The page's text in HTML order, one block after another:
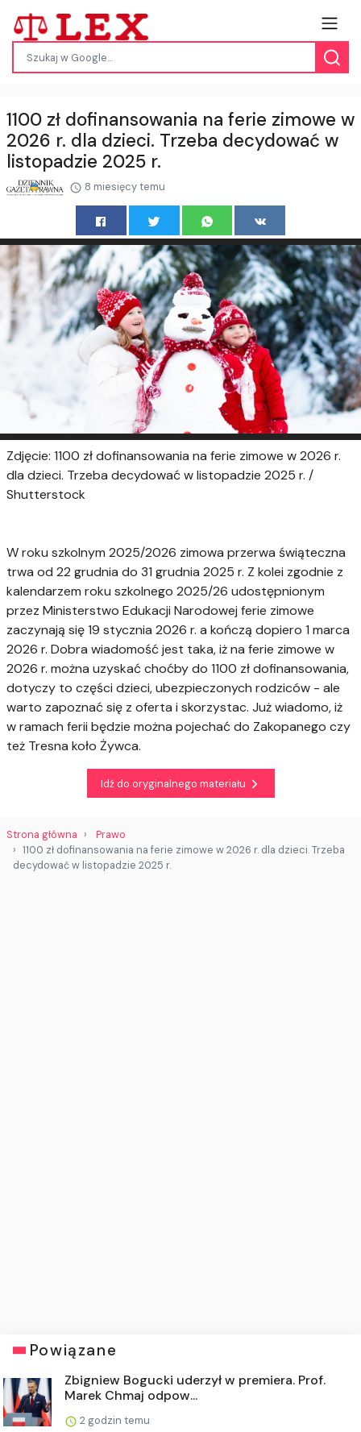
1100 zł dofinansowania na ferie zimowe w
2026 r. dla dzieci. Trzeba decydować w
listopadzie 2025 r.
8 miesięcy temu
Zdjęcie: 1100 zł dofinansowania na ferie zimowe w 2026 r.
dla dzieci. Trzeba decydować w listopadzie 2025 r. /
Shutterstock
W roku szkolnym 2025/2026 zimowa przerwa świąteczna
trwa od 22 grudnia do 31 grudnia 2025 r. Z kolei zgodnie z
kalendarzem roku szkolnego 2025/26 udostępnionym
przez Ministerstwo Edukacji Narodowej ferie zimowe
zaczynają się 19 stycznia 2026 r. a kończą dopiero 1 marca
2026 r. Dobra wiadomość jest taka, iż na ferie zimowe w
2026 r. można uzyskać choćby do 1100 zł dofinansowania,
dotyczy to części dzieci, ubezpieczonych rodziców - ale
warto zapoznać się z oferta i skorzystac. Już wiadomo, iż
w ramach ferii będzie można pojechać do Zakopanego czy
też Tresna koło Żywca.
Idź do oryginalnego materiału
Strona główna
Prawo
1100 zł dofinansowania na ferie zimowe w 2026 r. dla dzieci. Trzeba
decydować w listopadzie 2025 r.
Powiązane
Zbigniew Bogucki uderzył w premiera. Prof.
Marek Chmaj odpow...
2 godzin temu